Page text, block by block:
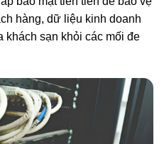
hàng, dữ liệu kinh doanh
khách sạn khỏi các mối đe